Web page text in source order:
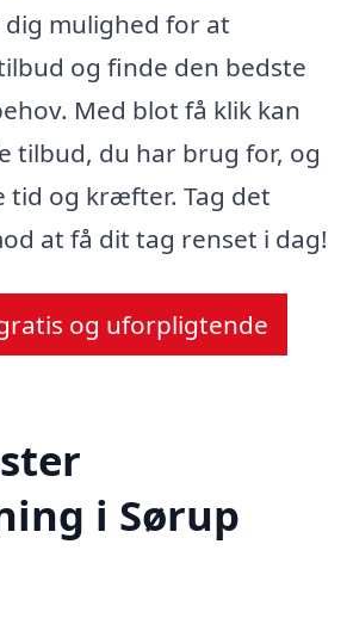
mulighed for at
og finde den bedste
Med blot få klik kan
tilbud, du har brug for, og
tid og kræfter. Tag det
at få dit tag renset i dag!
og uforpligtende
i Sørup